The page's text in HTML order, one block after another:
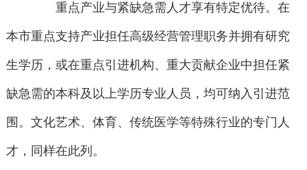
重点产业与紧缺急需人才享有特定优待。在
本市重点支持产业担任高级经营管理职务并拥有研究
生学历，或在重点引进机构、重大贡献企业中担任紧
缺急需的本科及以上学历专业人员，均可纳入引进范
围。文化艺术、体育、传统医学等特殊行业的专门人
才，同样在此列。